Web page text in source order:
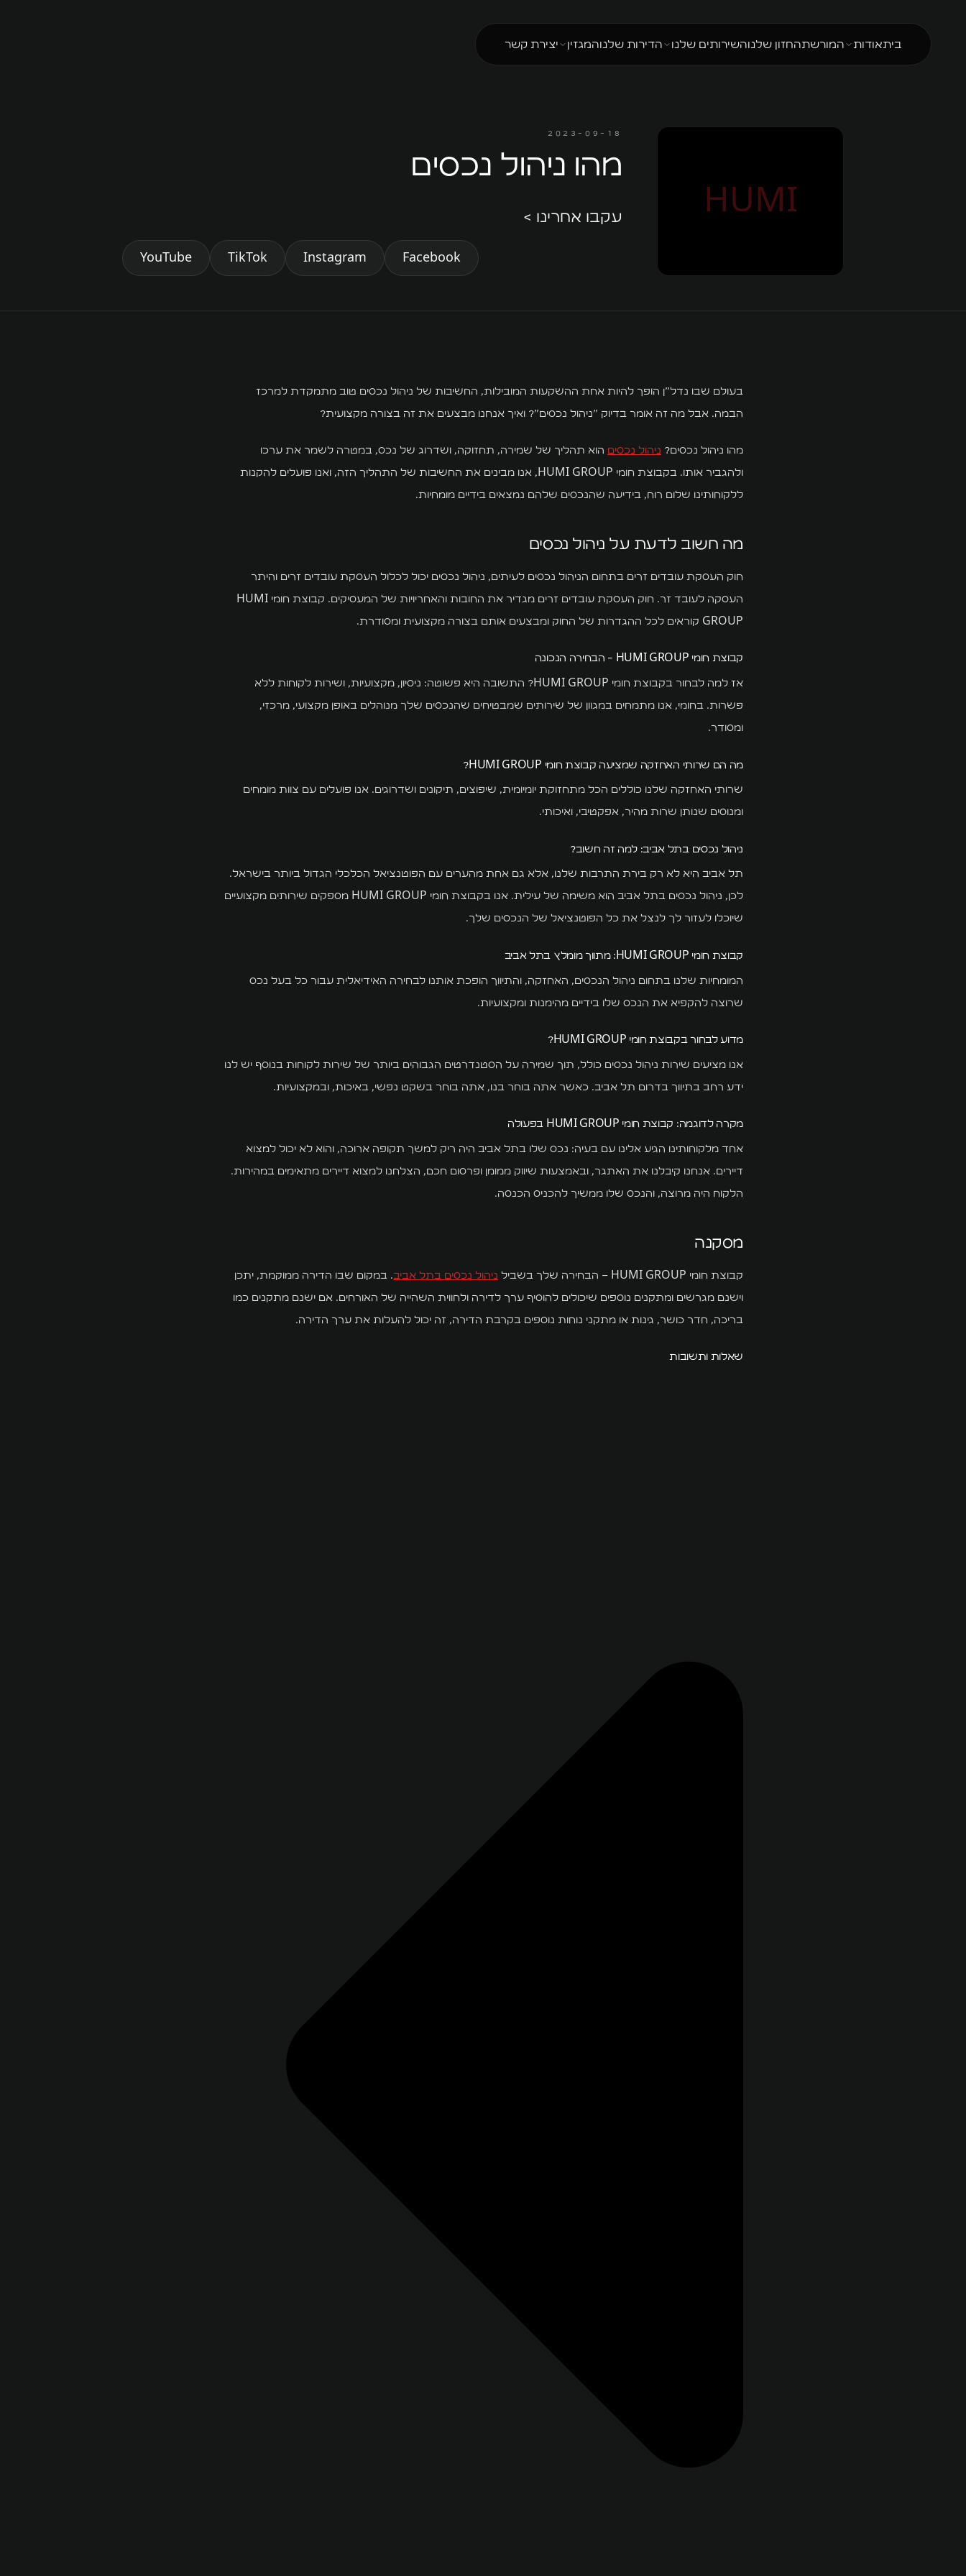
ביתאודות המורשתהחזון שלנוהשירותים שלנו הדירות שלנוהמגזין
סרטונים
יצירת קשר
HUMI
2023-09-18
מהו ניהול נכסים
עקבו אחרינו >
Facebook
Instagram
TikTok
YouTube
בעולם שבו נדל"ן הופך להיות אחת ההשקעות המובילות, החשיבות של ניהול נכסים טוב מתמקדת למרכז
הבמה. אבל מה זה אומר בדיוק "ניהול נכסים"? ואיך אנחנו מבצעים את זה בצורה מקצועית?
מהו ניהול נכסים? ניהול נכסים הוא תהליך של שמירה, תחזוקה, ושדרוג של נכס, במטרה לשמר את ערכו
ולהגביר אותו. בקבוצת חומי HUMI GROUP, אנו מבינים את החשיבות של התהליך הזה, ואנו פועלים להקנות
ללקוחותינו שלום רוח, בידיעה שהנכסים שלהם נמצאים בידיים מומחיות.
מה חשוב לדעת על ניהול נכסים
חוק העסקת עובדים זרים בתחום הניהול נכסים לעיתים, ניהול נכסים יכול לכלול העסקת עובדים זרים והיתר
העסקה לעובד זר. חוק העסקת עובדים זרים מגדיר את החובות והאחריויות של המעסיקים. קבוצת חומי HUMI
GROUP קוראים לכל ההגדרות של החוק ומבצעים אותם בצורה מקצועית ומסודרת.
קבוצת חומי HUMI GROUP - הבחירה הנכונה
אז למה לבחור בקבוצת חומי HUMI GROUP? התשובה היא פשוטה: ניסיון, מקצועיות, ושירות לקוחות ללא
פשרות. בחומי, אנו מתמחים במגוון של שירותים שמבטיחים שהנכסים שלך מנוהלים באופן מקצועי, מרכזי,
ומסודר.
מה הם שרותי האחזקה שמציעה קבוצת חומי HUMI GROUP?
שרותי האחזקה שלנו כוללים הכל מתחזוקת יומיומית, שיפוצים, תיקונים ושדרוגים. אנו פועלים עם צוות מומחים
ומנוסים שנותן שרות מהיר, אפקטיבי, ואיכותי.
ניהול נכסים בתל אביב: למה זה חשוב?
תל אביב היא לא רק בירת התרבות שלנו, אלא גם אחת מהערים עם הפוטנציאל הכלכלי הגדול ביותר בישראל.
לכן, ניהול נכסים בתל אביב הוא משימה של עילית. אנו בקבוצת חומי HUMI GROUP מספקים שירותים מקצועיים
שיוכלו לעזור לך לנצל את כל הפוטנציאל של הנכסים שלך.
קבוצת חומי HUMI GROUP: מתווך מומלץ בתל אביב
המומחיות שלנו בתחום ניהול הנכסים, האחזקה, והתיווך הופכת אותנו לבחירה האידיאלית עבור כל בעל נכס
שרוצה להקפיא את הנכס שלו בידיים מהימנות ומקצועיות.
מדוע לבחור בקבוצת חומי HUMI GROUP?
אנו מציעים שירות ניהול נכסים כולל, תוך שמירה על הסטנדרטים הגבוהים ביותר של שירות לקוחות בנוסף יש לנו
ידע רחב בתיווך בדרום תל אביב. כאשר אתה בוחר בנו, אתה בוחר בשקט נפשי, באיכות, ובמקצועיות.
מקרה לדוגמה: קבוצת חומי HUMI GROUP בפעולה
אחד מלקוחותינו הגיע אלינו עם בעיה: נכס שלו בתל אביב היה ריק למשך תקופה ארוכה, והוא לא יכול למצוא
דיירים. אנחנו קיבלנו את האתגר, ובאמצעות שיווק ממומן ופרסום חכם, הצלחנו למצוא דיירים מתאימים במהירות.
הלקוח היה מרוצה, והנכס שלו ממשיך להכניס הכנסה.
מסקנה
קבוצת חומי HUMI GROUP – הבחירה שלך בשביל ניהול נכסים בתל אביב. במקום שבו הדירה ממוקמת, יתכן
וישנם מגרשים ומתקנים נוספים שיכולים להוסיף ערך לדירה ולחווית השהייה של האורחים. אם ישנם מתקנים כמו
בריכה, חדר כושר, גינות או מתקני נוחות נוספים בקרבת הדירה, זה יכול להעלות את ערך הדירה.
שאלות ותשובות